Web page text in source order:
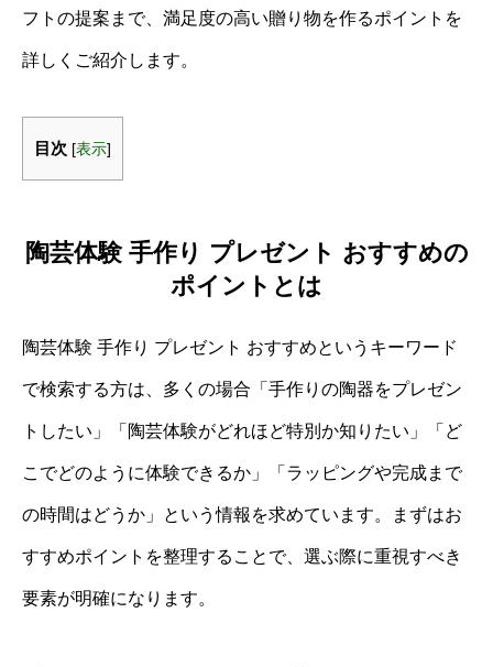
フトの提案まで、満足度の高い贈り物を作るポイントを
詳しくご紹介します。
目次 [表示]
陶芸体験 手作り プレゼント おすすめの
ポイントとは
陶芸体験 手作り プレゼント おすすめというキーワード
で検索する方は、多くの場合「手作りの陶器をプレゼン
トしたい」「陶芸体験がどれほど特別か知りたい」「ど
こでどのように体験できるか」「ラッピングや完成まで
の時間はどうか」という情報を求めています。まずはお
すすめポイントを整理することで、選ぶ際に重視すべき
要素が明確になります。